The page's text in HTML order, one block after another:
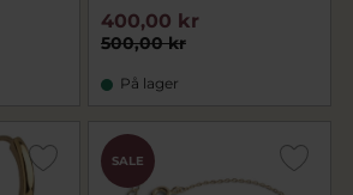
500,00 kr
400,00 kr
På lager
SALE